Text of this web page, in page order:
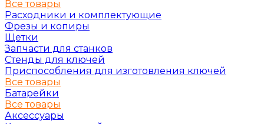
Все товары
Расходники и комплектующие
Фрезы и копиры
Щетки
Запчасти для станков
Стенды для ключей
Приспособления для изготовления ключей
Все товары
Батарейки
Все товары
Аксессуары